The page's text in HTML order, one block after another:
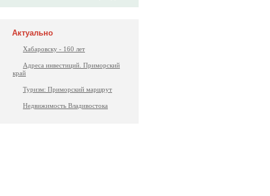
Актуально
Хабаровску - 160 лет
Адреса инвестиций. Приморский
край
Туризм: Приморский маршрут
Недвижимость Владивостока